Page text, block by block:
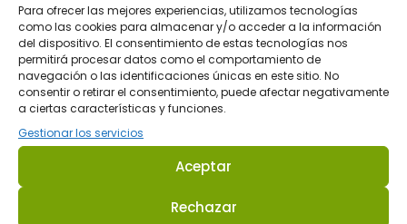
Para ofrecer las mejores experiencias, utilizamos tecnologías
como las cookies para almacenar y/o acceder a la información
del dispositivo. El consentimiento de estas tecnologías nos
permitirá procesar datos como el comportamiento de
navegación o las identificaciones únicas en este sitio. No
consentir o retirar el consentimiento, puede afectar negativamente
a ciertas características y funciones.
Gestionar los servicios
Aceptar
Rechazar
Atención al Cliente
Telefónica y por email
Sultán Hípica proporciona la información y los productos